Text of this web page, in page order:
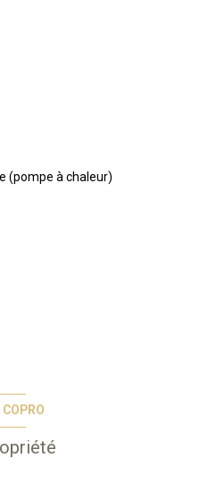
(pompe à chaleur)
COPRO